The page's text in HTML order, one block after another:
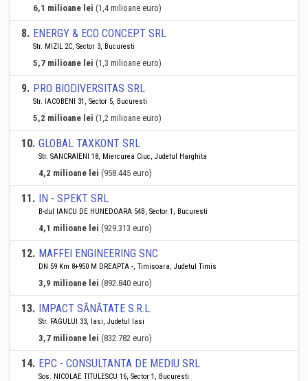
6,1 milioane lei (1,4 milioane euro)
8. ENERGY & ECO CONCEPT SRL
Str. MIZIL 2C, Sector 3, Bucuresti
5,7 milioane lei (1,3 milioane euro)
9. PRO BIODIVERSITAS SRL
Str. IACOBENI 31, Sector 5, Bucuresti
5,2 milioane lei (1,2 milioane euro)
10. GLOBAL TAXKONT SRL
Str. SANCRAIENI 18, Miercurea Ciuc, Judetul Harghita
4,2 milioane lei (958.445 euro)
11. IN - SPEKT SRL
B-dul IANCU DE HUNEDOARA 54B, Sector 1, Bucuresti
4,1 milioane lei (929.313 euro)
12. MAFFEI ENGINEERING SNC
DN 59 Km 8+950 M DREAPTA -, Timisoara, Judetul Timis
3,9 milioane lei (892.840 euro)
13. IMPACT SĂNĂTATE S.R.L.
Str. FAGULUI 33, Iasi, Judetul Iasi
3,7 milioane lei (832.782 euro)
14. EPC - CONSULTANTA DE MEDIU SRL
Sos. NICOLAE TITULESCU 16, Sector 1, Bucuresti